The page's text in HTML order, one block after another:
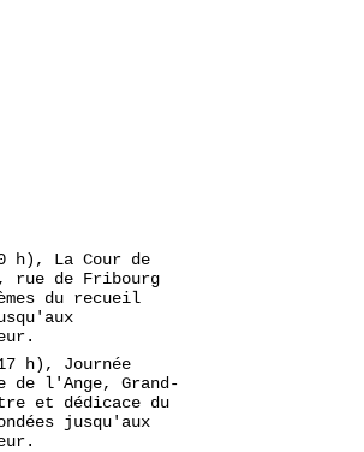
h), La Cour de
rue de Fribourg
du recueil
h), Journée
l'Ange, Grand-
et dédicace du
jusqu'aux